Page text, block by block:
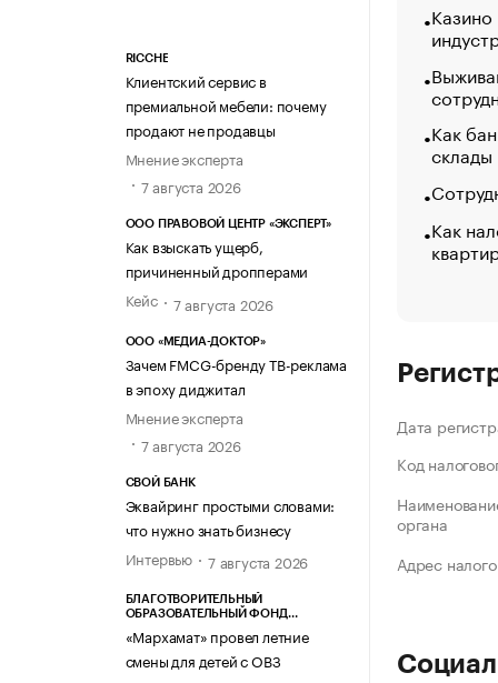
RICCHE
Клиентский сервис в
премиальной мебели: почему
продают не продавцы
Мнение эксперта
7 августа 2026
ООО ПРАВОВОЙ ЦЕНТР «ЭКСПЕРТ»
Как взыскать ущерб,
причиненный дропперами
Кейс
7 августа 2026
ООО «МЕДИА-ДОКТОР»
Зачем FMCG-бренду ТВ-реклама
в эпоху диджитал
Мнение эксперта
7 августа 2026
СВОЙ БАНК
Эквайринг простыми словами:
что нужно знать бизнесу
Интервью
7 августа 2026
БЛАГОТВОРИТЕЛЬНЫЙ
ОБРАЗОВАТЕЛЬНЫЙ ФОНД
«Мархамат» провел летние
смены для детей с ОВЗ
Как
склады
Как
Дата
Код
органа
Адрес